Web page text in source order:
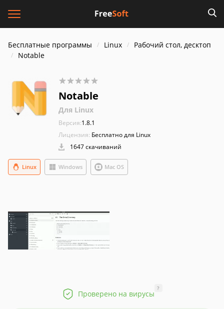
Бесплатные программы Linux
Рабочий стол, десктоп
Notable
Notable
Для Linux
Версия:1.8.1
Лицензия: Бесплатно для Linux
1647 скачиваний
Windows Mac OS
Linux
Проверено на вирусы
?